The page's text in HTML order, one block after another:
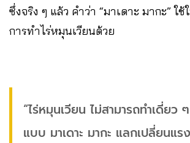
ซึ่งจริง ๆ แล้ว คำว่า “มาเดาะ มากะ” ใ
การทำไร่หมุนเวียนด้วย
“ไร่หมุนเวียน ไม่สามารถทำเดี่ยว
แบบ มาเดาะ มากะ แลกเปลี่ยนแร